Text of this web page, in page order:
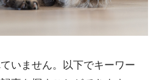
いません。以下でキーワー